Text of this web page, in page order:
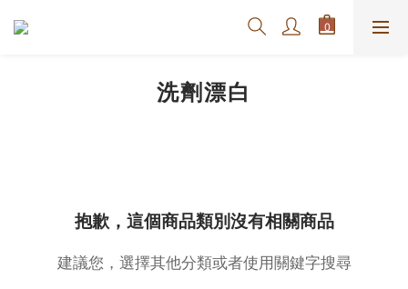
洗劑漂白
抱歉，這個商品類別沒有相關商品
建議您，選擇其他分類或者使用關鍵字搜尋